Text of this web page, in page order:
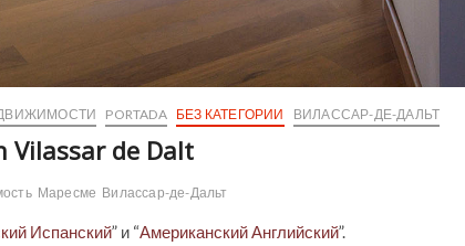
PORTADA БЕЗ КАТЕГОРИИ ВИЛАССАР-ДЕ-ДАЛЬТ
Vilassar de Dalt
Маресме Вилассар-де-Дальт
Испанский” и “Американский Английский”.